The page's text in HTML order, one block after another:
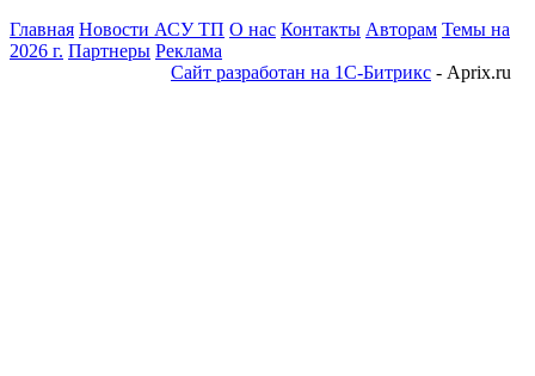
Главная Новости АСУ ТП О нас Контакты Авторам Темы на
2026 г. Партнеры Реклама
Сайт разработан на 1С-Битрикс - Aprix.ru